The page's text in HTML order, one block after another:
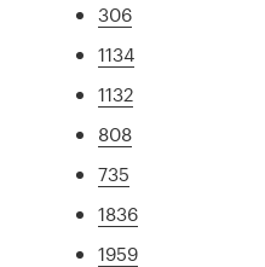
306
1134
1132
808
735
1836
1959